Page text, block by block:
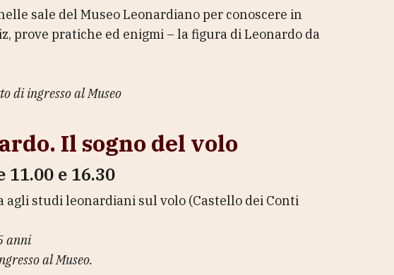
sale del Museo Leonardiano per conoscere in
prove pratiche ed enigmi – la figura di Leonardo da
di ingresso al Museo
Il sogno del volo
e 16.30
agli studi leonardiani sul volo (Castello dei Conti
anni
al Museo.